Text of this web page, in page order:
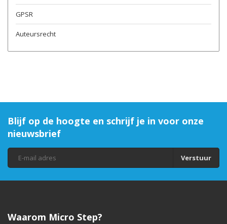
GPSR
Auteursrecht
Blijf op de hoogte en schrijf je in voor onze
nieuwsbrief
Verstuur
Waarom Micro Step?